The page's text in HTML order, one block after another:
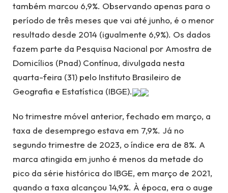
também marcou 6,9%. Observando apenas para o
período de três meses que vai até junho, é o menor
resultado desde 2014 (igualmente 6,9%). Os dados
fazem parte da Pesquisa Nacional por Amostra de
Domicílios (Pnad) Contínua, divulgada nesta
quarta-feira (31) pelo Instituto Brasileiro de
Geografia e Estatística (IBGE).
No trimestre móvel anterior, fechado em março, a
taxa de desemprego estava em 7,9%. Já no
segundo trimestre de 2023, o índice era de 8%. A
marca atingida em junho é menos da metade do
pico da série histórica do IBGE, em março de 2021,
quando a taxa alcançou 14,9%. À época, era o auge